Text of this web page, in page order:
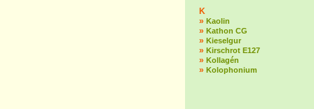
K
» Kaolin
» Kathon CG
» Kieselgur
» Kirschrot E127
» Kollagén
» Kolophonium